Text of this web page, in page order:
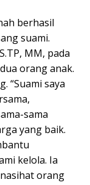
berhasil
suami.
S.TP, MM, pada
orang anak.
“Suami saya
sama
yang baik.
kelola. Ia
orang